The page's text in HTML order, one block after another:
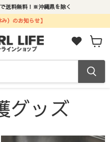
送料無料！※沖縄県を除く
）のお知らせ】
ー
ト
グッズ